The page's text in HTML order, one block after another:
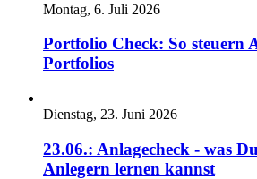
Montag, 6. Juli 2026
Portfolio Check: So steuern
Portfolios
Dienstag, 23. Juni 2026
23.06.: Anlagecheck - was
Anlegern lernen kannst